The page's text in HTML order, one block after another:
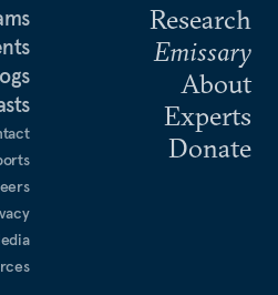
Research
Emissary
About
Experts
Donate